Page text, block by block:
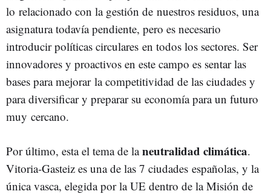
lo relacionado con la gestión de nuestros residuos, una
asignatura todavía pendiente, pero es necesario
introducir políticas circulares en todos los sectores. Ser
innovadores y proactivos en este campo es sentar las
bases para mejorar la competitividad de las ciudades y
para diversificar y preparar su economía para un futuro
muy cercano.
Por último, esta el tema de laneutralidad climática.
Vitoria-Gasteiz es una de las 7 ciudades españolas, y la
única vasca, elegida por la UE dentro de la Misión de